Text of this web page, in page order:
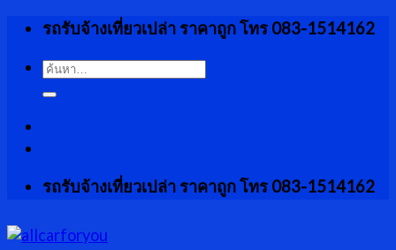
Skip
content
รถรับจ้างเที่ยวเปล่า ราคาถูก โทร 083-1514162
ค้นหา:
รถรับจ้างเที่ยวเปล่า ราคาถูก โทร 083-1514162